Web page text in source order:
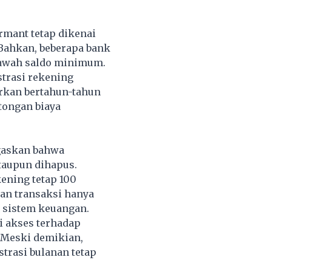
tetap dikenai
beberapa bank
saldo minimum.
rekening
bertahun-tahun
biaya
bahwa
dihapus.
tetap 100
transaksi hanya
keuangan.
terhadap
demikian,
bulanan tetap